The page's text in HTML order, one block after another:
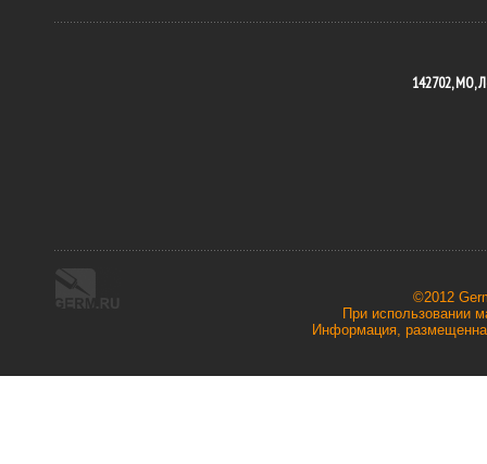
142702, МО,
©2012
При использовании
Информация,